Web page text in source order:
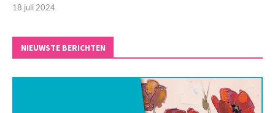
18 juli 2024
NIEUWSTE BERICHTEN